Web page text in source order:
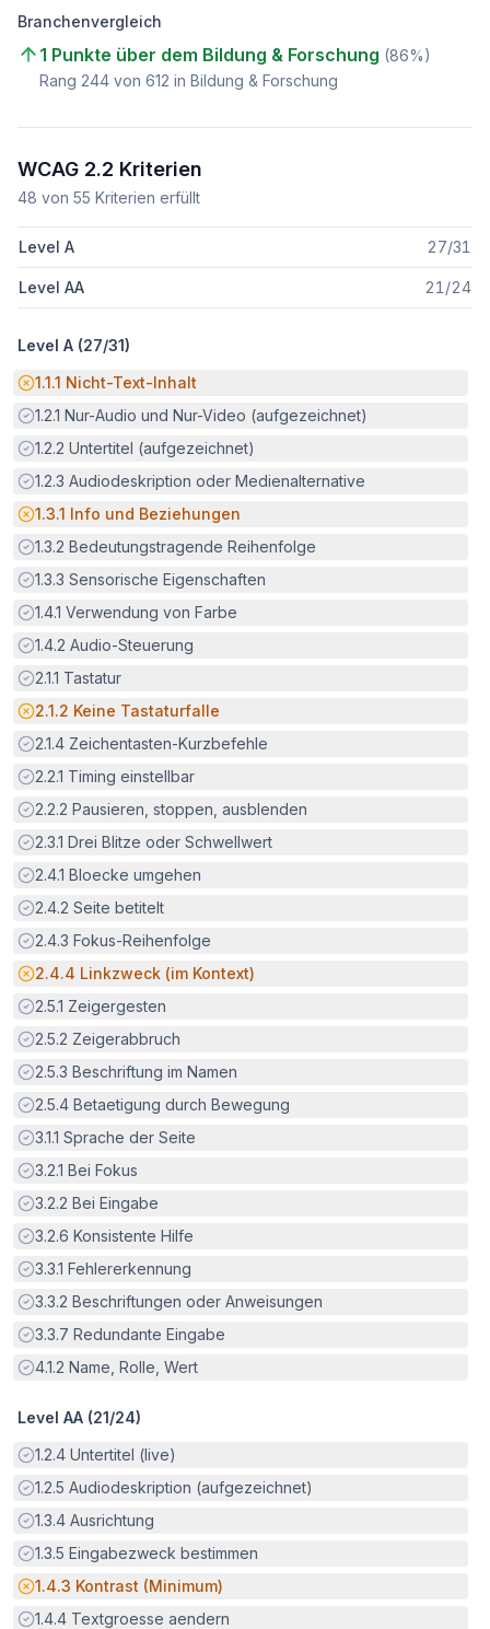
Branchenvergleich
1 Punkte über dem Bildung & Forschung (86%)
Rang 244 von 612 in Bildung & Forschung
WCAG 2.2 Kriterien
48 von 55 Kriterien erfüllt
Level A 27/31
Level AA 21 /24
Level A (27/31)
Potenzielle Barriere:
1.1.1 Nicht-Text-Inhalt
Erfüllt:
1.2.1 Nur-Audio und Nur-Video (aufgezeichnet)
Erfüllt:
1.2.2 Untertitel (aufgezeichnet)
Erfüllt:
1.2.3 Audiodeskription oder Medienalternative
Potenzielle Barriere:
1.3.1 Info und Beziehungen
Erfüllt:
1.3.2 Bedeutungstragende Reihenfolge
Erfüllt:
1.3.3 Sensorische Eigenschaften
Erfüllt:
1.4.1 Verwendung von Farbe
Erfüllt:
1.4.2 Audio-Steuerung
Erfüllt:
2.1.1 Tastatur
Potenzielle Barriere:
2.1.2 Keine Tastaturfalle
Erfüllt:
2.1.4 Zeichentasten-Kurzbefehle
Erfüllt:
2.2.1 Timing einstellbar
Erfüllt:
2.2.2 Pausieren, stoppen, ausblenden
Erfüllt:
2.3.1 Drei Blitze oder Schwellwert
Erfüllt:
2.4.1 Bloecke umgehen
Erfüllt:
2.4.2 Seite betitelt
Erfüllt:
2.4.3 Fokus-Reihenfolge
Potenzielle Barriere:
2.4.4 Linkzweck (im Kontext)
Erfüllt:
2.5.1 Zeigergesten
Erfüllt:
2.5.2 Zeigerabbruch
Erfüllt:
2.5.3 Beschriftung im Namen
Erfüllt:
2.5.4 Betaetigung durch Bewegung
Erfüllt:
3.1.1 Sprache der Seite
Erfüllt:
3.2.1 Bei Fokus
Erfüllt:
3.2.2 Bei Eingabe
Erfüllt:
3.2.6 Konsistente Hilfe
Erfüllt:
3.3.1 Fehlererkennung
Erfüllt:
3.3.2 Beschriftungen oder Anweisungen
Erfüllt:
3.3.7 Redundante Eingabe
Erfüllt:
4.1.2 Name, Rolle, Wert
Level AA (21/24)
Erfüllt:
1.2.4 Untertitel (live)
Erfüllt:
1.2.5 Audiodeskription (aufgezeichnet)
Erfüllt:
1.3.4 Ausrichtung
Erfüllt:
1.3.5 Eingabezweck bestimmen
Potenzielle Barriere:
1.4.3 Kontrast (Minimum)
Erfüllt:
1.4.4 Textgroesse aendern